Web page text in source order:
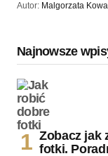
Autor: Malgorzata
Najnowsze
Zobacz jak
fotki.